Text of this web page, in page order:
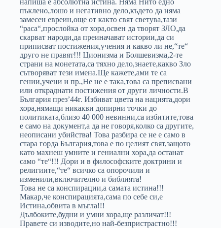
пъклено,лошо и негативно дело,където да няма
замесен евреин,още от както свят светува,тази
“раса“,прослойка от хора,освен да творят ЗЛО,да
скарват народи,да преиначават истории,да си
приписват постижения,учения и какво ли не,“те“
друго не правят!!! Ционизма и Болшевизма,2-те
страни на монетата,са тяхно дело,знаете,какво Зло
сътворяват тези имена.Ще кажете,ами те са
гении,учени и пр.,Не не е така,това са преписвани
или откраднати постижения от други личности.В
България през’44г. Избиват цвета на нацията,дори
хора,нямащи никакви допирни точки до
политиката,близо 40 000 невинни,са избитите,това
е само на документ,а да не говоря,колко са другите,
неописани убийства! Това разбира се не е само в
стара горда България,това е по целият свят,защото
като махнеш умните и гениални хора,да останат
само “те“!!! Дори и в философските доктрини и
религиите,“те“ всичко са опорочили и
изменили,включително и библията!
Това не са конспирации,а самата истина!!!
Макар,че конспирацията,сама по себе си,е
Истина,обвита в мъгла!!!
Дълбоките,будни и умни хора,ще различат!!!
Правете си изводите,но най-безпристрастно!!!